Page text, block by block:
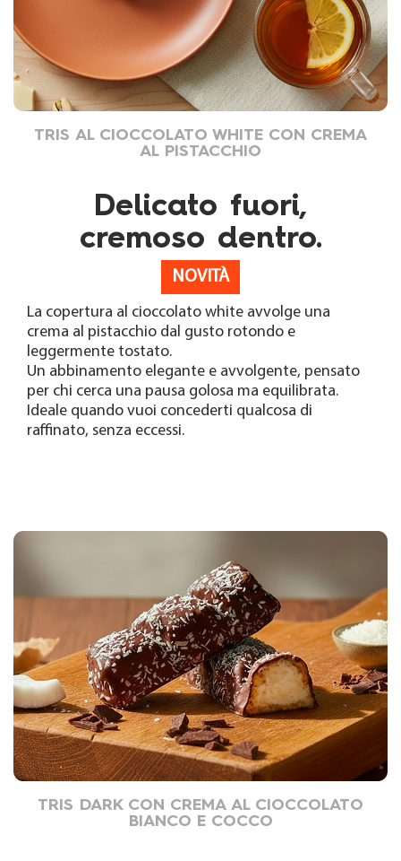
TRIS AL CIOCCOLATO WHITE CON CREMA
AL PISTACCHIO
Delicato fuori,
cremoso dentro.
NOVITÀ
La copertura al cioccolato white avvolge una
crema al pistacchio dal gusto rotondo e
leggermente tostato.
Un abbinamento elegante e avvolgente, pensato
per chi cerca una pausa golosa ma equilibrata.
Ideale quando vuoi concederti qualcosa di
raffinato, senza eccessi.
TRIS DARK CON CREMA AL CIOCCOLATO
BIANCO E COCCO